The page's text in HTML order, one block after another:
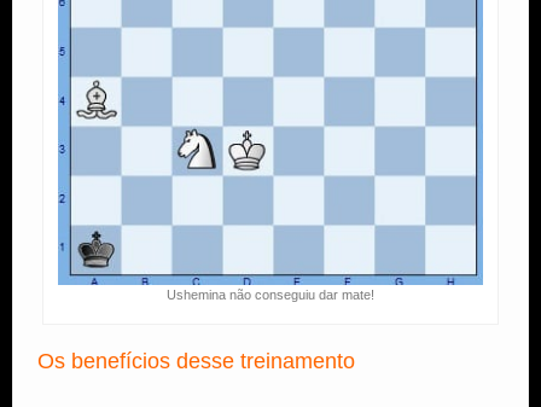
Ushemina não conseguiu dar mate!
Os benefícios desse treinamento